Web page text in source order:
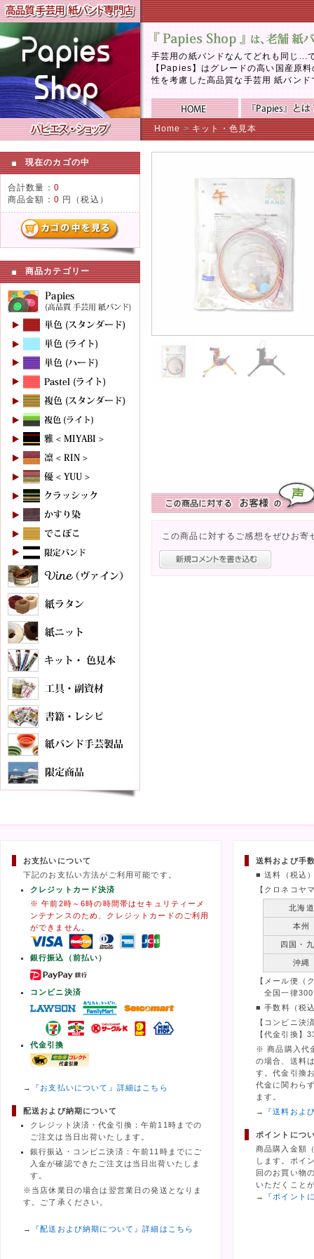
手芸用の紙バンドなんてどれも同じ...
【Papies】はグレードの高い国産原
性を考慮した高品質な手芸用 紙バン
Home >キット・色見本
現在のカゴの中
合計数量： 0
商品金額： 0 円（税込）
商品カテゴリー
この商品に対するご感想をぜひお寄
お支払いについて
下記のお支払い方法がご利用可能です。
クレジットカード決済
※ 午前2時～6時の時間帯はセキュリティーメ
ンテナンスのため、クレジットカードのご利用
ができません。
銀行振込（前払い）
コンビニ決済
代金引換
→ 『お支払いについて』詳細はこちら
配送および納期について
クレジット決済・代金引換：午前11時までの
ご注文は当日出荷いたします。
銀行振込・コンビニ決済：午前11時までにご
入金が確認できたご注文は当日出荷いたしま
す。
※当店休業日の場合は翌営業日の発送となりま
す。ご了承ください。
→ 『配送および納期について』詳細はこちら
送料および手
■ 送料（税込
【クロネコヤ
北海道
本州
四国・
沖縄
【メール便（
全国一律300
■ 手数料（税
【コンビニ決
【代金引換】
※ 商品購入代
の場合、送料
す。代金引換
代金に関わら
ます。
→
『送料およ
ポイントにつ
商品購入金額
します。ポイ
回のお買い物
いただくこと
→
『ポイント